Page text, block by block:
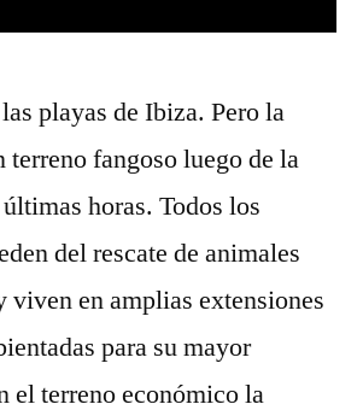
playas de Ibiza. Pero la
terreno fangoso luego de la
horas. Todos los
del rescate de animales
viven en amplias extensiones
para su mayor
el terreno económico la